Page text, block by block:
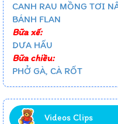
CANH RAU MỒNG TƠI
BÁNH FLAN
Bữa xế:
DƯA HẤU
Bữa chiều:
PHỞ GÀ, CÀ RỐT
Videos Clips